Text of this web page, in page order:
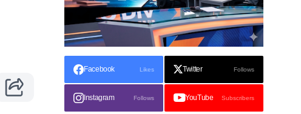
Facebook Likes Twitter Follows
Instagram Follows YouTube Subscribers